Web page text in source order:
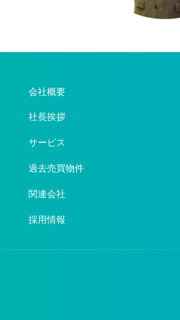
会社概要
社長挨拶
サービス
過去売買物件
関連会社
採用情報